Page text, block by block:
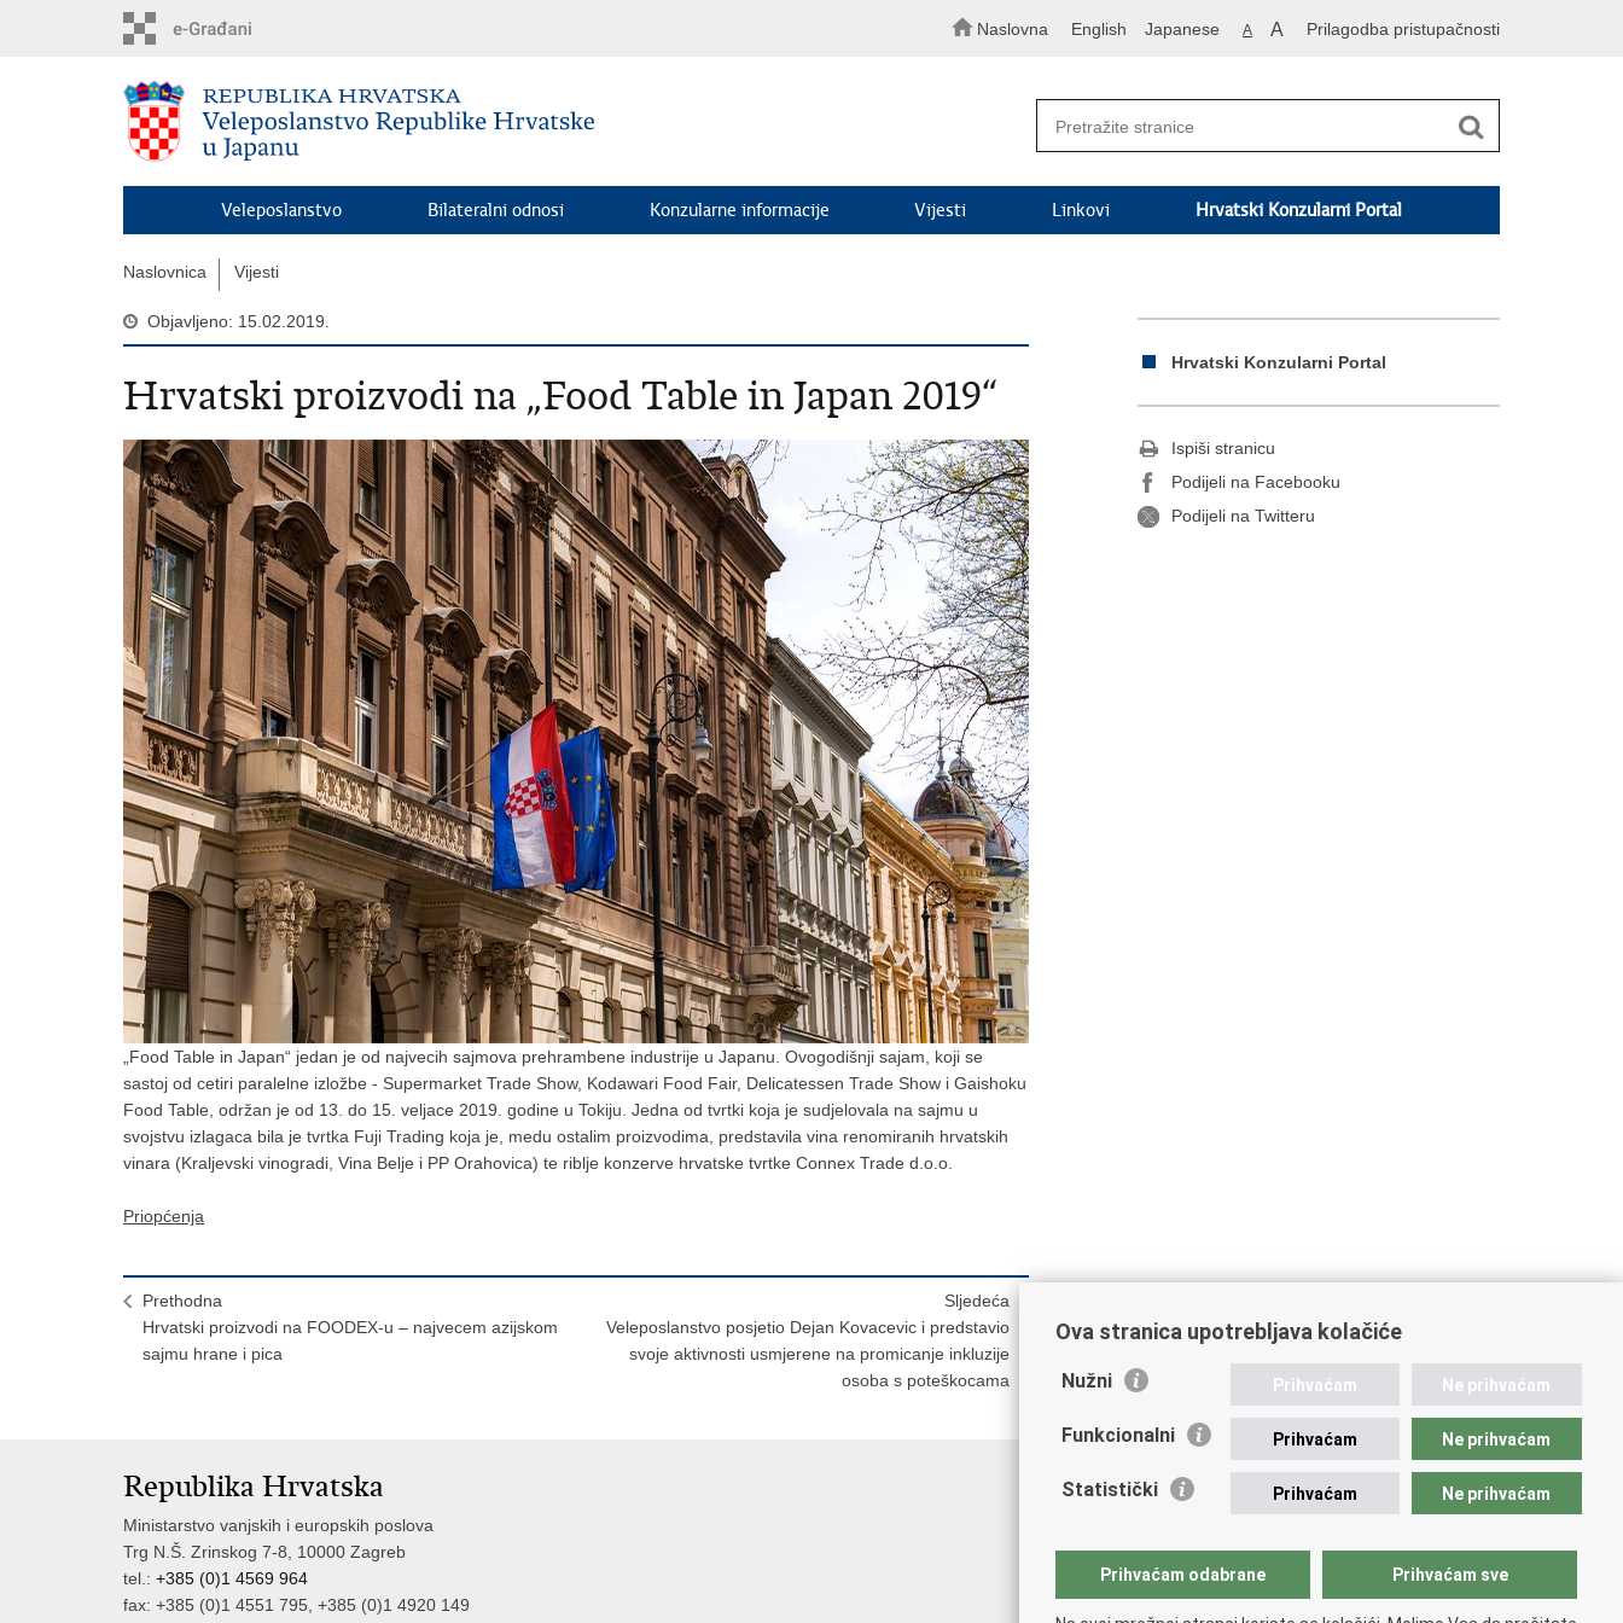
Naslovna English Japanese A A Prilagodba pristupačnosti
Veleposlanstvo Bilateralni odnosi Konzularne informacije Vijesti Linkovi Hrvatski Konzularni Portal
Naslovnica Vijesti
Objavljeno: 15.02.2019.
Hrvatski proizvodi na „Food Table in Japan 2019“
„Food Table in Japan“ jedan je od najvecih sajmova prehrambene industrije u Japanu. Ovogodišnji sajam, koji se
sastoj od cetiri paralelne izložbe - Supermarket Trade Show, Kodawari Food Fair, Delicatessen Trade Show i Gaishoku
Food Table, održan je od 13. do 15. veljace 2019. godine u Tokiju. Jedna od tvrtki koja je sudjelovala na sajmu u
svojstvu izlagaca bila je tvrtka Fuji Trading koja je, medu ostalim proizvodima, predstavila vina renomiranih hrvatskih
vinara (Kraljevski vinogradi, Vina Belje i PP Orahovica) te riblje konzerve hrvatske tvrtke Connex Trade d.o.o.
Priopćenja
Prethodna
Hrvatski proizvodi na FOODEX-u – najvecem azijskom
sajmu hrane i pica
Sljedeća
Veleposlanstvo posjetio Dejan Kovacevic i predstavio
svoje aktivnosti usmjerene na promicanje inkluzije
osoba s poteškocama
Hrvatski Konzularni Portal
Ispiši stranicu
Podijeli na Facebooku
Podijeli na Twitteru
Republika Hrvatska
Ministarstvo vanjskih i europskih poslova
Trg N.Š. Zrinskog 7-8, 10000 Zagreb
tel.: +385 (0)1 4569 964
fax: +385 (0)1 4551 795, +385 (0)1 4920 149
Ova stranica upotrebljava kolačiće
Nužni Prihvaćam Ne prihvaćam
Funkcionalni Prihvaćam Ne prihvaćam
Statistički Prihvaćam Ne prihvaćam
Prihvaćam odabrane Prihvaćam sve